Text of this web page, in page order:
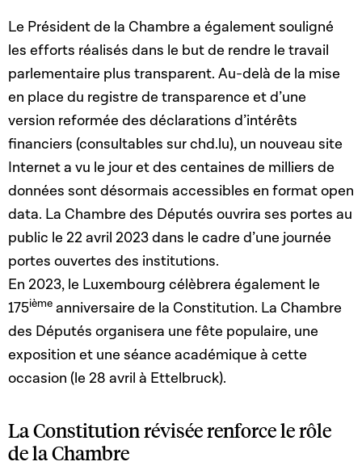
Le Président de la Chambre a également souligné
les efforts réalisés dans le but de rendre le travail
parlementaire plus transparent. Au-delà de la mise
en place du registre de transparence et d’une
version reformée des déclarations d’intérêts
financiers (consultables sur chd.lu), un nouveau site
Internet a vu le jour et des centaines de milliers de
données sont désormais accessibles en format open
data. La Chambre des Députés ouvrira ses portes au
public le 22 avril 2023 dans le cadre d’une journée
portes ouvertes des institutions.
En 2023, le Luxembourg célèbrera également le
175ième anniversaire de la Constitution. La Chambre
des Députés organisera une fête populaire, une
exposition et une séance académique à cette
occasion (le 28 avril à Ettelbruck).
La Constitution révisée renforce le rôle
de la Chambre